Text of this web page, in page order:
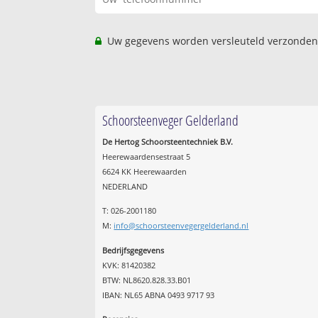
Uw gegevens worden versleuteld
Schoorsteenveger Gelderland
De Hertog Schoorsteentechniek B.V.
Heerewaardensestraat 5
6624 KK Heerewaarden
NEDERLAND
T: 026-2001180
M: info@schoorsteenvegergelderland.nl
Bedrijfsgegevens
KVK: 81420382
BTW: NL8620.828.33.B01
IBAN: NL65 ABNA 0493 9717 93